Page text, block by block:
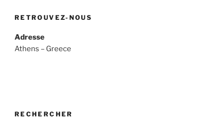
RETROUVEZ-NOUS
Adresse
Athens – Greece
RECHERCHER